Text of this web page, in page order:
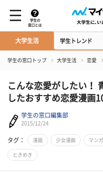
学生の
窓口とは
大学生活 学生トレンド
学生の窓口トップ 大学生活 恋愛
こんな恋愛がしたい！
したおすすめ恋愛漫画
学生の窓口編集部
2015/12/24
タグ： 漫画 少女漫画 マン
ときめき